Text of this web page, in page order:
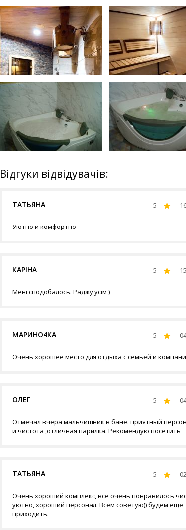
Відгуки відвідувачів:
ТАТЬЯНА 5
Уютно и комфортно
КАРІНА 5
Мені сподобалось. Раджу усім )
МАРИНО4КА 5
Очень хорошее место для отдыха с семьей и
ОЛЕГ 5
Отмечал вчера мальчишник в бане. приятный
и чистота ,отличная парилка. Рекомендую посетить
ТАТЬЯНА 5
Очень хороший комплекс, все очень понравилось
уютно, хороший персонал. Всем советую)) будем ещё
приходить.